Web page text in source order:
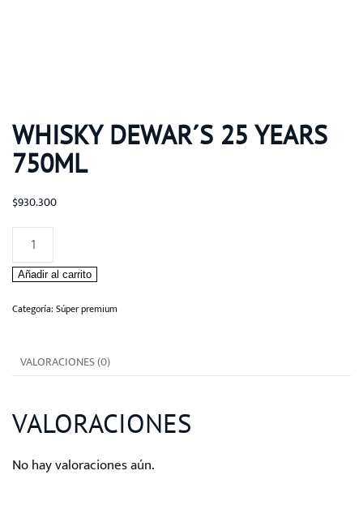
WHISKY DEWAR´S 25 YEARS
750ML
$930.300
Whisky
Dewar
´s
25
cantidad
Añadir al carrito
Categoría: Súper premium
VALORACIONES (0)
VALORACIONES
No hay valoraciones aún.